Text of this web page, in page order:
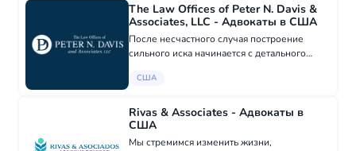
The Law Offices of Peter N. Davis &
Associates, LLC - Адвокаты в США
После несчастного случая построение
сильного иска начинается с детального
доказательств и ясной оценки, как ваши
юридиче...
США
Rivas & Associates - Адвокаты в
США
Мы стремимся изменить жизни,